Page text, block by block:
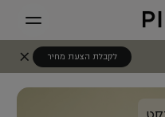
לקבלת הצעת מחיר